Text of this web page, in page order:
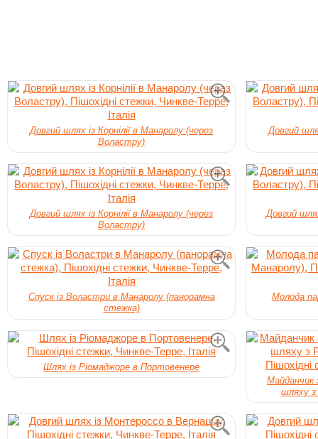
Довгий шлях із Корнілії в Манаролу (через
Воластру)
Довгий
Довгий шлях із Корнілії в Манаролу (через
Воластру)
Довгий
Спуск із Воластри в Манаролу (панорамна
стежка)
Молода
Шлях із Ріомаджоре в Портовенере
Майданчик
шляху з